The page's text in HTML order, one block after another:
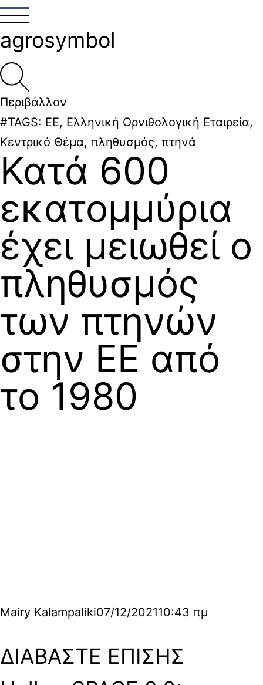
agrosymbol
Περιβάλλον
#TAGS: ΕΕ, Ελληνική Ορνιθολογική Εταιρεία,
Κεντρικό Θέμα, πληθυσμός, πτηνά
Κατά 600
εκατομμύρια
έχει μειωθεί ο
πληθυσμός
των πτηνών
στην ΕΕ από
το 1980
Mairy Kalampaliki07/12/202110:43 πμ
ΔΙΑΒΑΣΤΕ ΕΠΙΣΗΣ